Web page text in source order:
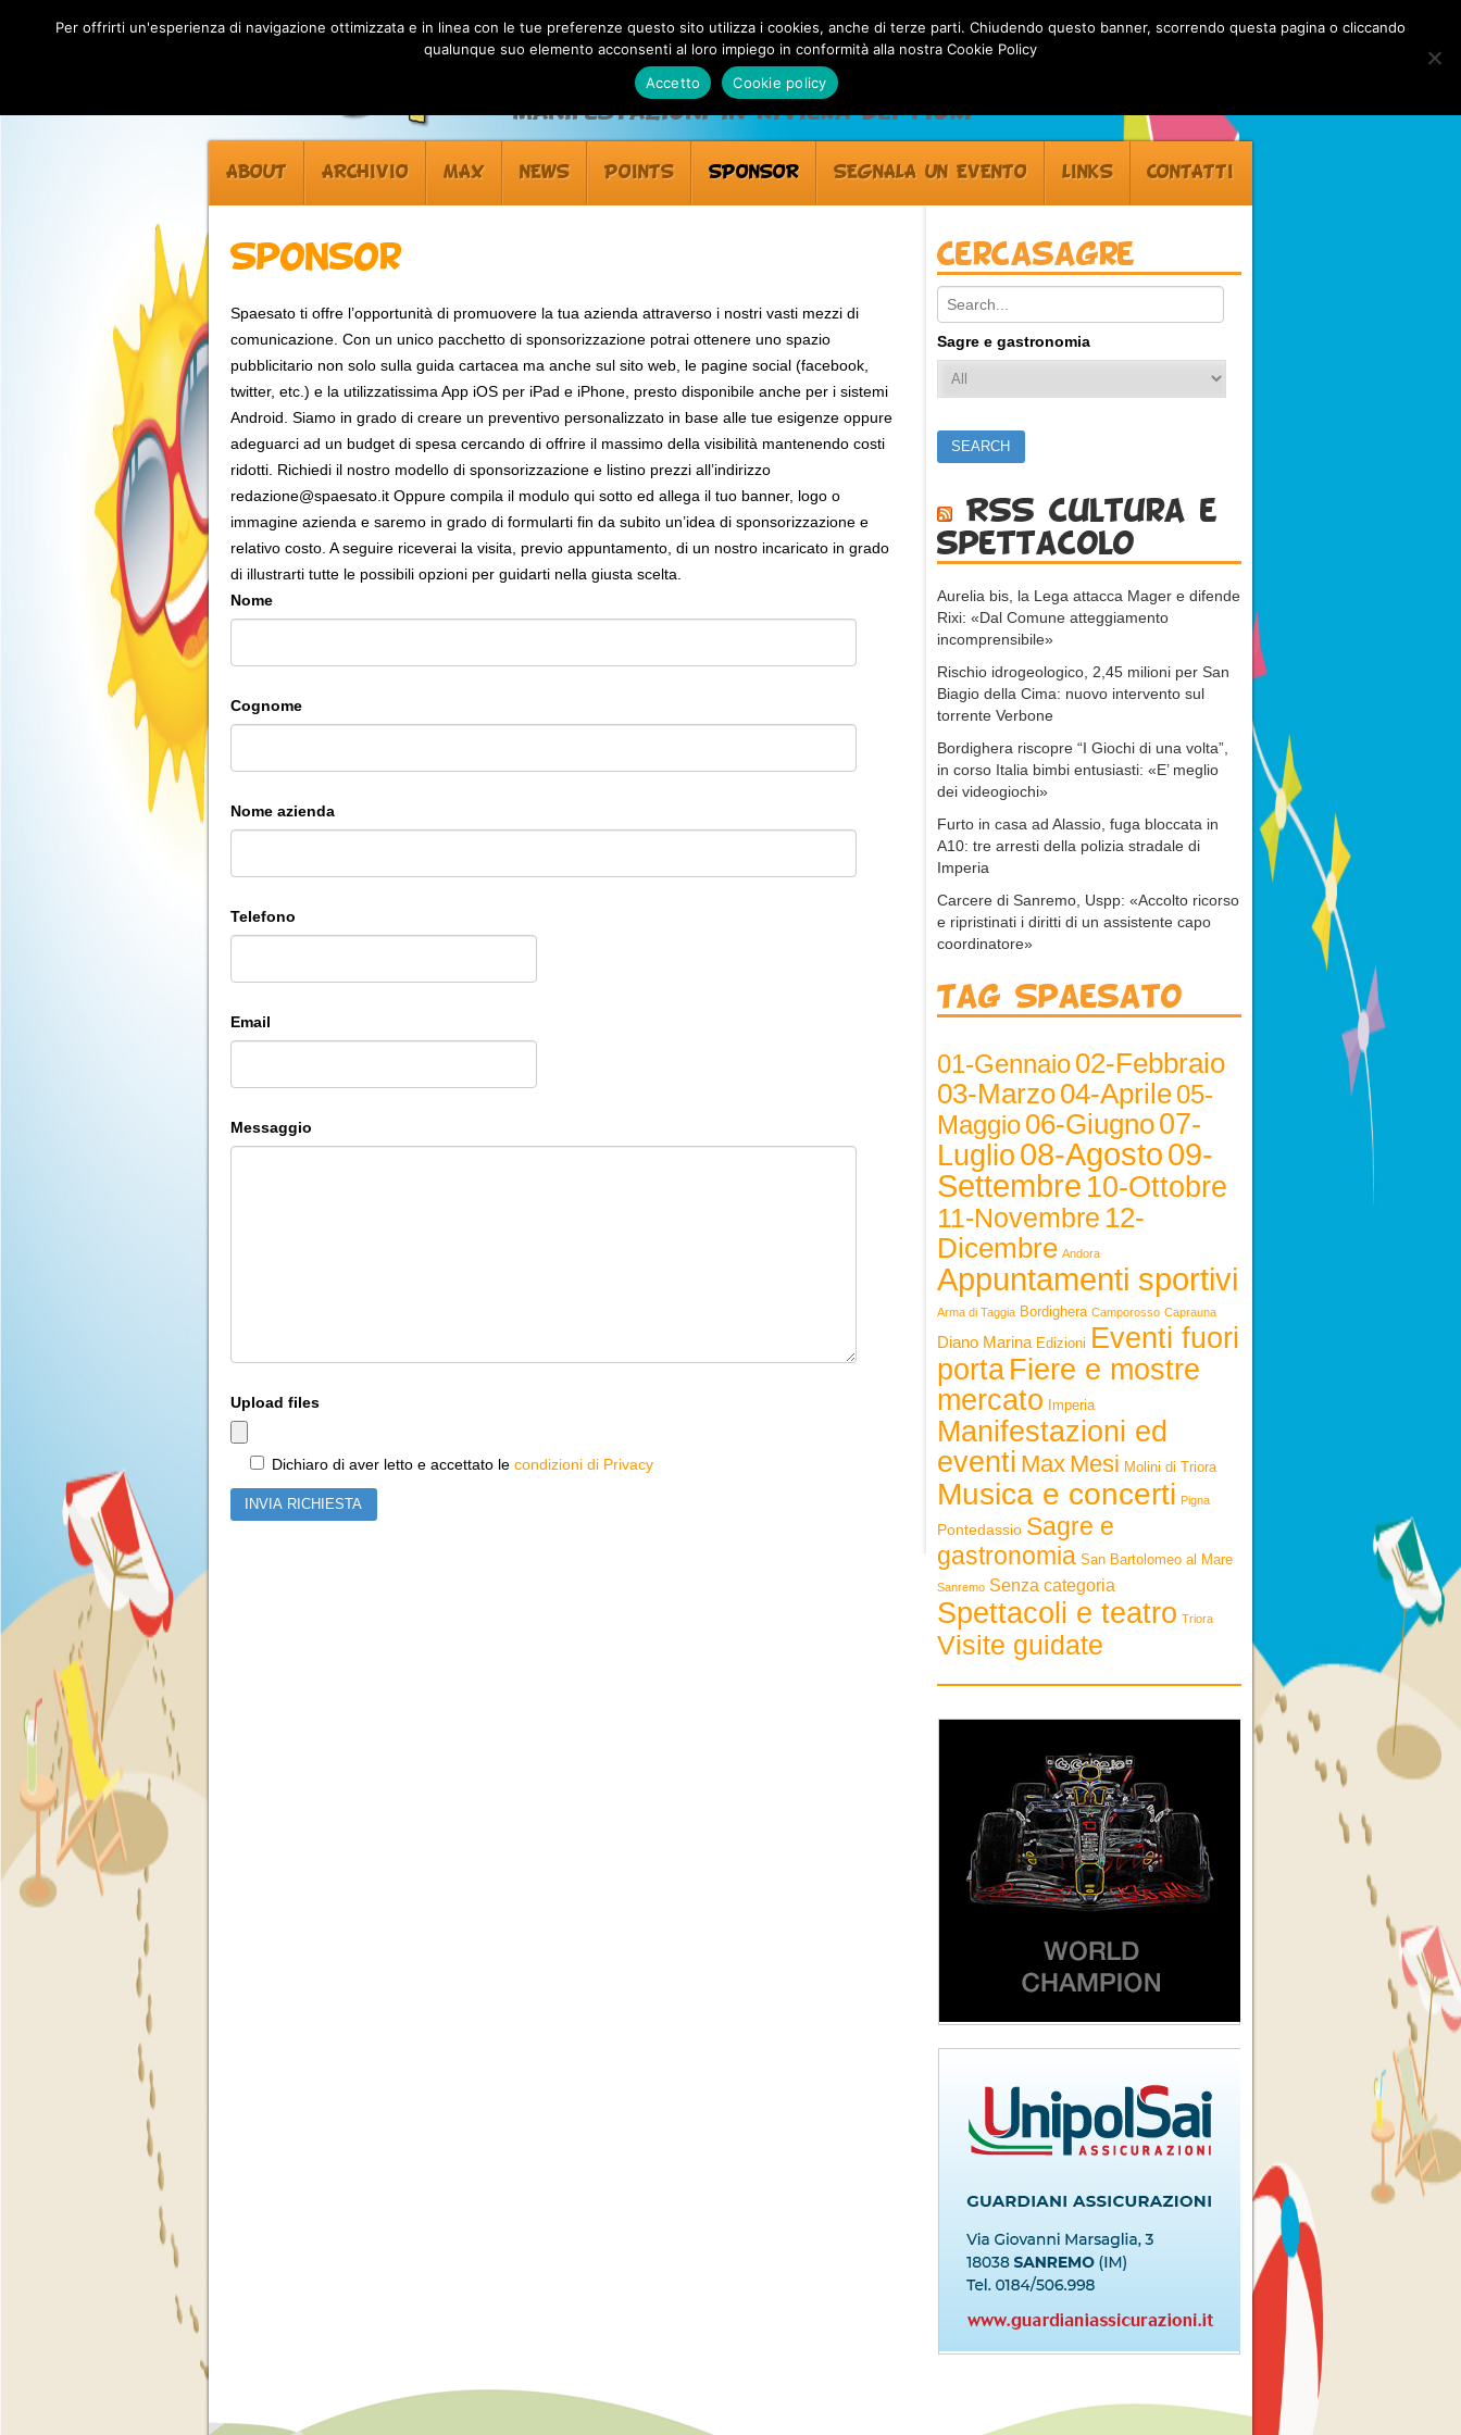
Manifestazioni in Riviera dei Fiori
ABOUT ARCHIVIO MAX NEWS POINTS SPONSOR SEGNALA UN EVENTO LINKS CONTATTI
Sponsor
Spaesato ti offre l’opportunità di promuovere la tua azienda attraverso i nostri vasti mezzi di
comunicazione. Con un unico pacchetto di sponsorizzazione potrai ottenere uno spazio
pubblicitario non solo sulla guida cartacea ma anche sul sito web, le pagine social (facebook,
twitter, etc.) e la utilizzatissima App iOS per iPad e iPhone, presto disponibile anche per i sistemi
Android. Siamo in grado di creare un preventivo personalizzato in base alle tue esigenze oppure
adeguarci ad un budget di spesa cercando di offrire il massimo della visibilità mantenendo costi
ridotti. Richiedi il nostro modello di sponsorizzazione e listino prezzi all’indirizzo
redazione@spaesato.it Oppure compila il modulo qui sotto ed allega il tuo banner, logo o
immagine azienda e saremo in grado di formularti fin da subito un’idea di sponsorizzazione e
relativo costo. A seguire riceverai la visita, previo appuntamento, di un nostro incaricato in grado
di illustrarti tutte le possibili opzioni per guidarti nella giusta scelta.
Nome
Cognome
Nome azienda
Telefono
Email
Messaggio
Upload files
Dichiaro di aver letto e accettato le condizioni di Privacy
Cercasagre
Search:
Sagre e gastronomia
RSS cultura e
spettacolo
Aurelia bis, la Lega attacca Mager e difende
Rixi: «Dal Comune atteggiamento
incomprensibile»
Rischio idrogeologico, 2,45 milioni per San
Biagio della Cima: nuovo intervento sul
torrente Verbone
Bordighera riscopre “I Giochi di una volta”,
in corso Italia bimbi entusiasti: «E’ meglio
dei videogiochi»
Furto in casa ad Alassio, fuga bloccata in
A10: tre arresti della polizia stradale di
Imperia
Carcere di Sanremo, Uspp: «Accolto ricorso
e ripristinati i diritti di un assistente capo
coordinatore»
Tag Spaesato
01-Gennaio02-Febbraio
03-Marzo04-Aprile05-
Maggio06-Giugno07-
Luglio 08-Agosto09-
Settembre 10-Ottobre
11-Novembre 12-
Dicembre Andora
Appuntamenti sportivi
Arma di Taggia Bordighera Camporosso Caprauna
Diano Marina Edizioni Eventi fuori
porta Fiere e mostre
mercato
Imperia
Manifestazioni ed
eventi Max Mesi Molini di Triora
Musica e concerti Pigna
Pontedassio Sagre e
gastronomia San Bartolomeo al Mare
Sanremo Senza categoria
Spettacoli e teatro Triora
Visite guidate
Per offrirti un'esperienza di navigazione ottimizzata e in linea con le tue preferenze questo sito utilizza i cookies, anche di terze parti. Chiudendo questo banner, scorrendo questa pagina o cliccando
qualunque suo elemento acconsenti al loro impiego in conformità alla nostra Cookie Policy
Accetto
Cookie policy